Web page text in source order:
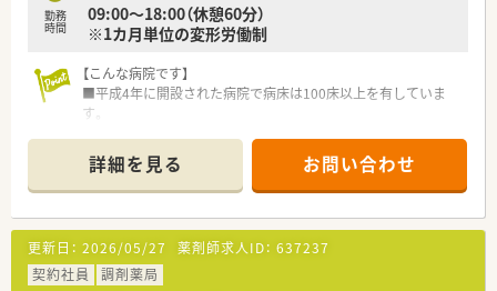
■会社として、残業を減らすよう、処方枚数に対し、人員配置は
余力を持つようにしております。
<研修制度>
■認定薬剤師の資格取得に向け、eラーニングは会社負担で受講
ができます。
■新人教育研修、外部講師の勉強会、学会、各種研修会への参加
等も積極的に行っています。
■アクシデントレポート、インシデントレポートは全社で共有し
て改善に活かしていらっしゃいます。
■充実した研修制度として最新の医療知識の勉強会、卒後研修や
学会研修の実施、また様々な診療科について学ぶとともに、隣接
する病院で病院薬剤師としての研修を行うなど、薬剤師としての
スキルや能力を向上させる環境が整っています。
勤務
時間
09:00～18:00（休憩60分）
※1カ月単位の変形労働制
【こんな病院です】
■平成4年に開設された病院で病床は100床以上を有していま
す。
営。また、在宅介護医療にも力を入れ、訪問診療、訪問看護も実施
しています。
詳細を見る お問い合わせ
更新日： 2026/05/27 薬剤師求人ID： 637237
契約社員
調剤薬局